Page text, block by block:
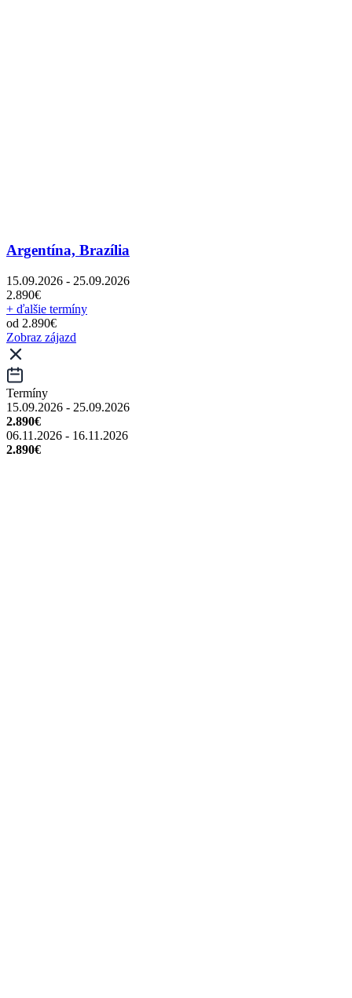
Argentína, Brazília
15.09.2026 - 25.09.2026
2.890€
+ ďalšie termíny
od 2.890€
Zobraz zájazd
Termíny
15.09.2026 - 25.09.2026
2.890€
06.11.2026 - 16.11.2026
2.890€